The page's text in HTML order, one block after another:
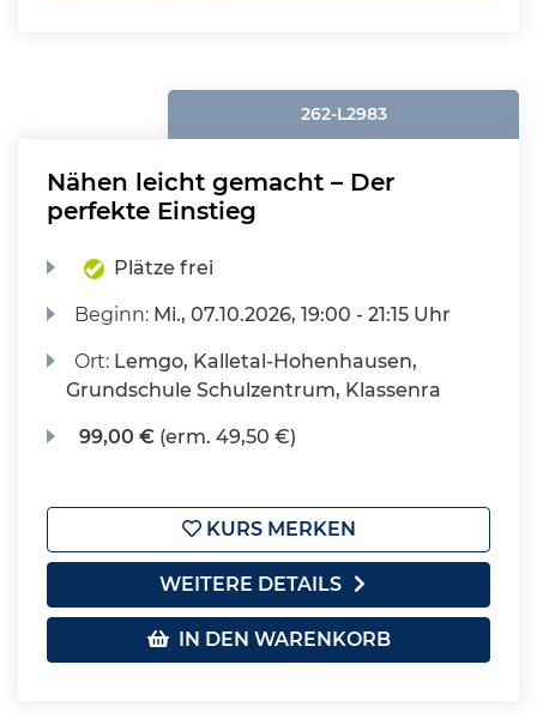
262-L2983
Nähen leicht gemacht – Der
perfekte Einstieg
Plätze frei
Beginn: Mi., 07.10.2026, 19:00 - 21:15 Uhr
Ort: Lemgo, Kalletal-Hohenhausen,
Grundschule Schulzentrum, Klassenra
99,00 € (erm. 49,50 €)
KURS MERKEN
WEITERE DETAILS
IN DEN WARENKORB